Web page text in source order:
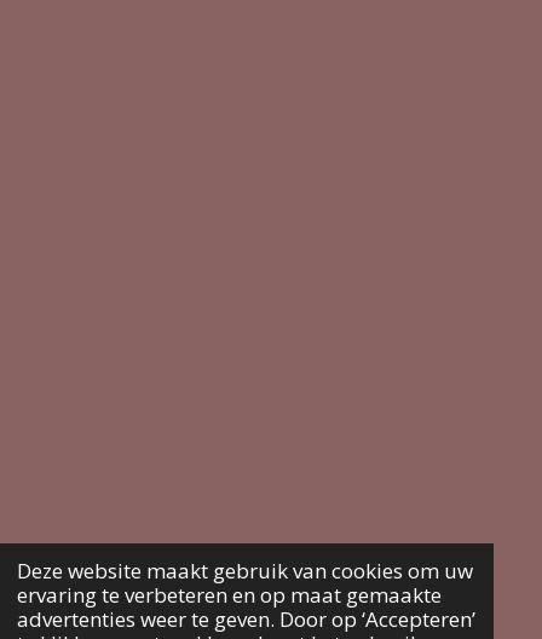
Deze website maakt gebruik van cookies om uw
ervaring te verbeteren en op maat gemaakte
advertenties weer te geven. Door op ‘Accepteren’